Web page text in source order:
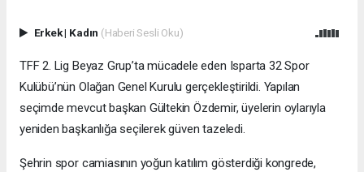
Erkek| Kadın (Haberi Sesli Oku)
TFF 2. Lig Beyaz Grup’ta mücadele eden Isparta 32 Spor
Kulübü’nün Olağan Genel Kurulu gerçekleştirildi. Yapılan
seçimde mevcut başkan Gültekin Özdemir, üyelerin oylarıyla
yeniden başkanlığa seçilerek güven tazeledi.
Şehrin spor camiasının yoğun katılım gösterdiği kongrede,